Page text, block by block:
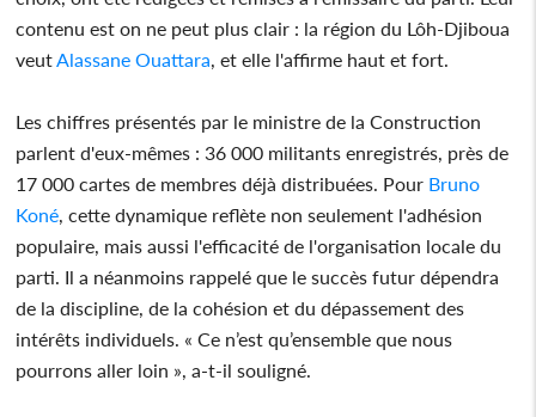
contenu est on ne peut plus clair : la région du Lôh-Djiboua
veut Alassane Ouattara , et elle l'affirme haut et fort.
Les chiffres présentés par le ministre de la Construction
parlent d'eux-mêmes : 36 000 militants enregistrés, près de
17 000 cartes de membres déjà distribuées. Pour Bruno
Koné , cette dynamique reflète non seulement l'adhésion
populaire, mais aussi l'efficacité de l'organisation locale du
parti. Il a néanmoins rappelé que le succès futur dépendra
de la discipline, de la cohésion et du dépassement des
intérêts individuels. « Ce n’est qu’ensemble que nous
pourrons aller loin », a-t-il souligné.